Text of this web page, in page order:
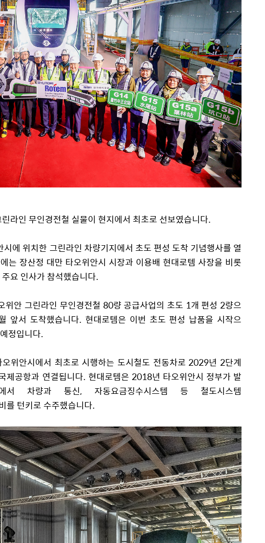
라인 무인경전철 실물이 현지에서 최초로 선보였습니다.
시에 위치한 그린라인 차량기지에서 초도 편성 도착 기념행사를 열
는 장산정 대만 타오위안시 시장과 이용배 현대로템 사장을 비롯
요 인사가 참석했습니다.
위안 그린라인 무인경전철 80량 공급사업의 초도 1개 편성2량으
앞서 도착했습니다. 현대로템은 이번 초도 편성 납품을 시작으
정입니다.
위안시에서 최초로 시행하는 도시철도 전동차로2029년 2단계
제공항과 연결됩니다. 현대로템은 2018년 타오위안시 정부가 발
서 차량과 통신,
자동요금징수시스템 등 철도시스템
를 턴키로 수주했습니다.